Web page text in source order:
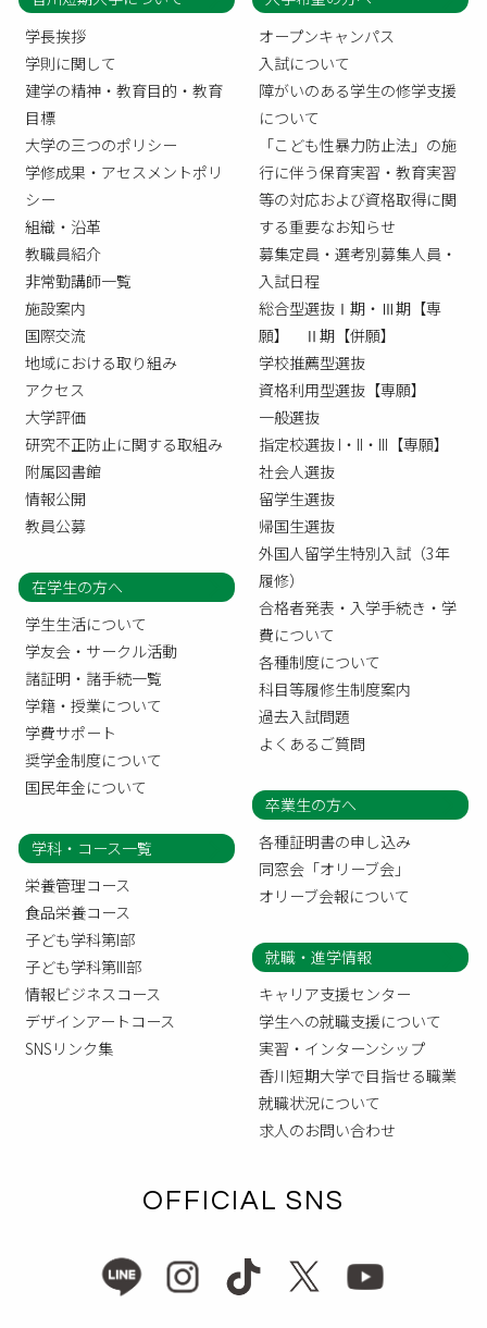
学長挨拶
学則に関して
建学の精神・教育目的・教育
目標
大学の三つのポリシー
学修成果・アセスメントポリ
シー
組織・沿革
教職員紹介
非常勤講師一覧
施設案内
国際交流
地域における取り組み
アクセス
大学評価
研究不正防止に関する取組み
附属図書館
情報公開
教員公募
オープンキャンパス
入試について
障がいのある学生の修学支援
について
「こども性暴力防止法」の施
行に伴う保育実習・教育実習
等の対応および資格取得に関
する重要なお知らせ
募集定員・選考別募集人員・
入試日程
総合型選抜Ⅰ期・Ⅲ期【専
願】 Ⅱ期【併願】
学校推薦型選抜
資格利用型選抜【専願】
一般選抜
指定校選抜 I・II・III【専願】
社会人選抜
留学生選抜
帰国生選抜
外国人留学生特別入試（3年
履修）
合格者発表・入学手続き・学
費について
各種制度について
科目等履修生制度案内
過去入試問題
よくあるご質問
在学生の方へ
学生生活について
学友会・サークル活動
諸証明・諸手続一覧
学籍・授業について
学費サポート
奨学金制度について
国民年金について
卒業生の方へ
各種証明書の申し込み
同窓会「オリーブ会」
オリーブ会報について
学科・コース一覧
栄養管理コース
食品栄養コース
子ども学科第I部
子ども学科第III部
情報ビジネスコース
デザインアートコース
SNSリンク集
就職・進学情報
キャリア支援センター
学生への就職支援について
実習・インターンシップ
香川短期大学で目指せる職業
就職状況について
求人のお問い合わせ
OFFICIAL SNS